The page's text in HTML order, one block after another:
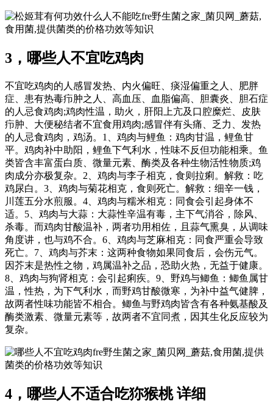
fre野生菌之家_菌贝网_蘑菇,
食用菌,提供菌类的价格功效等知识
3，哪些人不宜吃鸡肉
不宜吃鸡肉的人感冒发热、内火偏旺、痰湿偏重之人、肥胖
症、患有热毒疖肿之人、高血压、血脂偏高、胆囊炎、胆石症
的人忌食鸡肉;鸡肉性温，助火，肝阳上亢及口腔糜烂、皮肤
疖肿、大便秘结者不宜食用鸡肉;感冒伴有头痛、乏力、发热
的人忌食鸡肉，鸡汤。1、鸡肉与鲤鱼：鸡肉甘温，鲤鱼甘
平。鸡肉补中助阳，鲤鱼下气利水，性味不反但功能相乘。鱼
类皆含丰富蛋白质、微量元素、酶类及各种生物活性物质;鸡
肉成分亦极复杂。2、鸡肉与李子相克，食则拉痢。解救：吃
鸡尿白。3、鸡肉与菊花相克，食则死亡。解救：细辛一钱，
川莲五分水煎服。4、鸡肉与糯米相克：同食会引起身体不
适。5、鸡肉与大蒜：大蒜性辛温有毒，主下气消谷，除风、
杀毒。而鸡肉甘酸温补，两者功用相佐，且蒜气熏臭，从调味
角度讲，也与鸡不合。6、鸡肉与芝麻相克：同食严重会导致
死亡。7、鸡肉与芥末：这两种食物如果同食后，会伤元气。
因芥末是热性之物，鸡属温补之品，恐助火热，无益于健康。
8、鸡肉与狗肾相克：会引起痢疾。9、野鸡与鲫鱼：鲫鱼属甘
温，性热，为下气利水，而野鸡甘酸微寒，为补中益气健脾，
故两者性味功能皆不相合。鲫鱼与野鸡肉皆含有各种氨基酸及
酶类激素、微量元素等，故两者不宜同煮，因其生化反应较为
复杂。
fre野生菌之家_菌贝网_蘑菇,食用菌,提供
菌类的价格功效等知识
4，哪些人不适合吃狝猴桃 详细